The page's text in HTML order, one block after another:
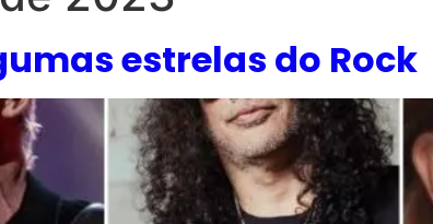
estrelas do Rock